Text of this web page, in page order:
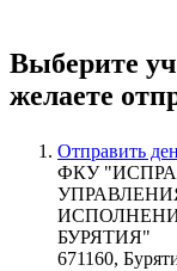
Выберите
желаете
Отправить
ФКУ
БУРЯТИЯ"
671160,